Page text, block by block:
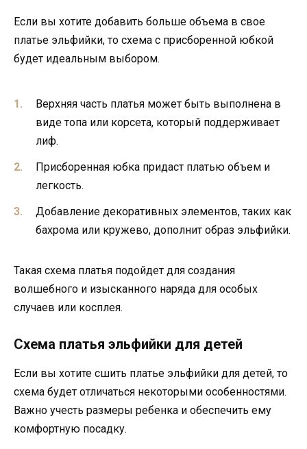
Если вы хотите добавить больше объема в свое
платье эльфийки, то схема с присборенной юбкой
будет идеальным выбором.
Верхняя часть платья может быть выполнена в
виде топа или корсета, который поддерживает
лиф.
Присборенная юбка придаст платью объем и
легкость.
Добавление декоративных элементов, таких как
бахрома или кружево, дополнит образ эльфийки.
Такая схема платья подойдет для создания
волшебного и изысканного наряда для особых
случаев или косплея.
Схема платья эльфийки для детей
Если вы хотите сшить платье эльфийки для детей, то
схема будет отличаться некоторыми особенностями.
Важно учесть размеры ребенка и обеспечить ему
комфортную посадку.